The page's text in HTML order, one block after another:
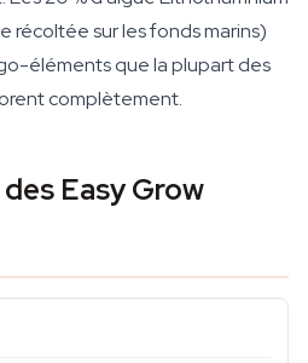
récoltée sur les fonds marins)
éléments que la plupart des
complètement.
Easy Grow